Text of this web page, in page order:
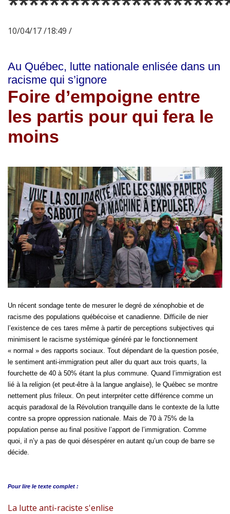
10/04/17 /18:49 /
Au Québec, lutte nationale enlisée dans un
racisme qui s’ignore
Foire d’empoigne entre
les partis pour qui fera le
moins
Un récent sondage tente de mesurer le degré de xénophobie et de
racisme des populations québécoise et canadienne. Difficile de nier
l’existence de ces tares même à partir de perceptions subjectives qui
minimisent le racisme systémique généré par le fonctionnement
« normal » des rapports sociaux. Tout dépendant de la question posée,
le sentiment anti-immigration peut aller du quart aux trois quarts, la
fourchette de 40 à 50% étant la plus commune. Quand l’immigration est
lié à la religion (et peut-être à la langue anglaise), le Québec se montre
nettement plus frileux. On peut interpréter cette différence comme un
acquis paradoxal de la Révolution tranquille dans le contexte de la lutte
contre sa propre oppression nationale. Mais de 70 à 75% de la
population pense au final positive l’apport de l’immigration. Comme
quoi, il n’y a pas de quoi désespérer en autant qu’un coup de barre se
décide.
Pour lire le texte complet :
La lutte anti-raciste s'enlise